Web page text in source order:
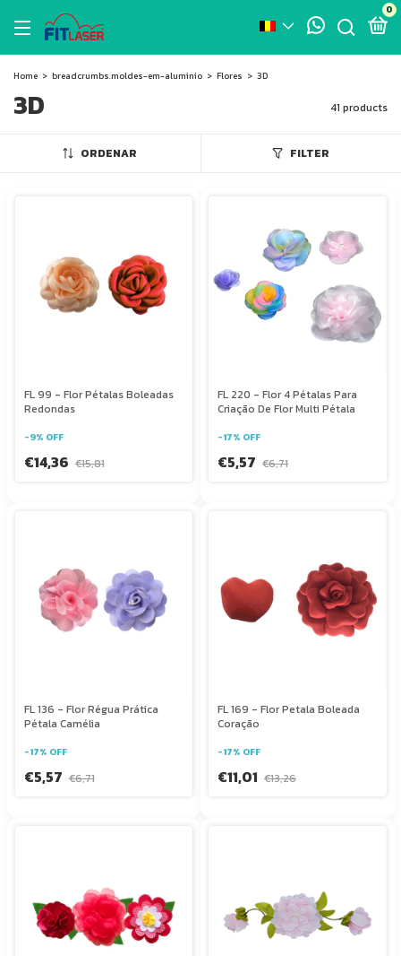
0
Home > breadcrumbs.moldes-em-aluminio > Flores > 3D
3D 41 products
ORDENAR FILTER
FL 99 - Flor Pétalas Boleadas
Redondas
-9% OFF
€14,36 €15,81
FL 220 - Flor 4 Pétalas Para
Criação De Flor Multi Pétala
-17% OFF
€5,57 €6,71
FL 136 - Flor Régua Prática
Pétala Camélia
-17% OFF
€5,57 €6,71
FL 169 - Flor Petala Boleada
Coração
-17% OFF
€11,01 €13,26